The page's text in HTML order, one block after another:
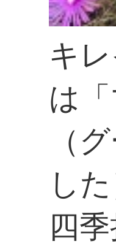
キ
は
（
した
四